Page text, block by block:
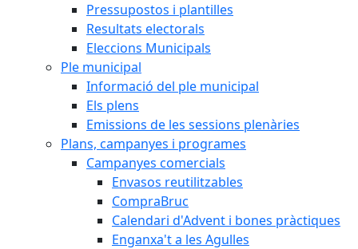
Pressupostos i plantilles
Resultats electorals
Eleccions Municipals
Ple municipal
Informació del ple municipal
Els plens
Emissions de les sessions plenàries
Plans, campanyes i programes
Campanyes comercials
Envasos reutilitzables
CompraBruc
Calendari d'Advent i bones pràctiques
Enganxa't a les Agulles